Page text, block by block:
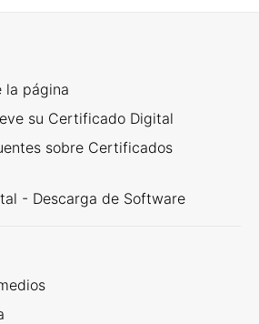
la página
su Certificado Digital
sobre Certificados
- Descarga de Software